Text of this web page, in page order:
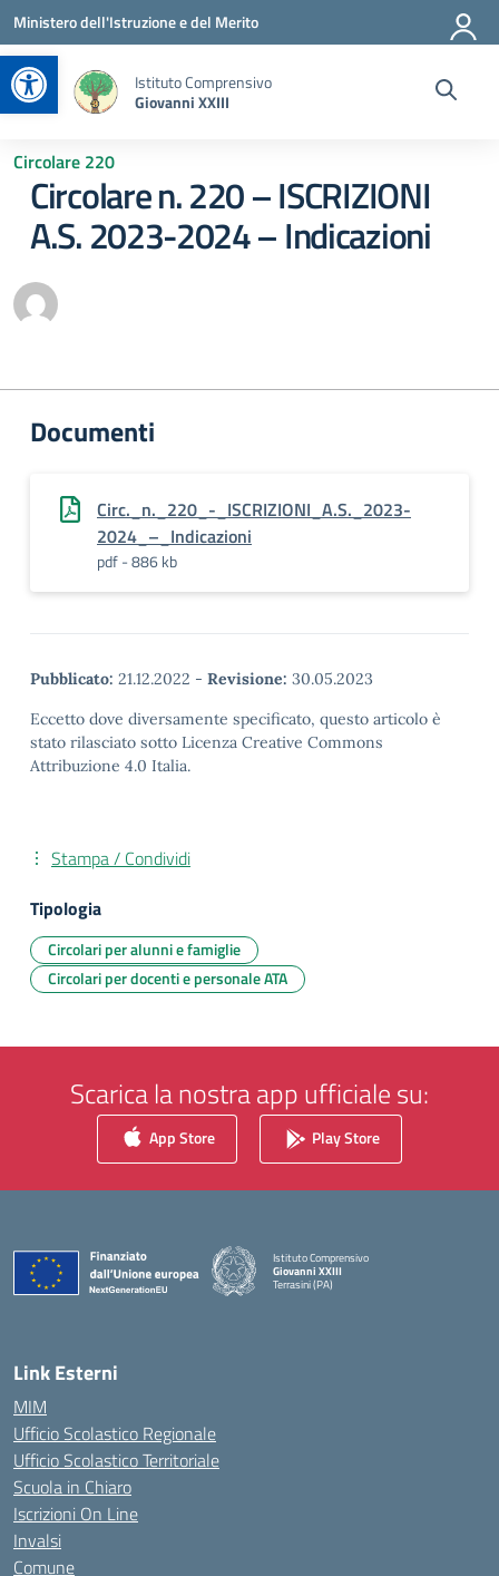
Apri la barra degli strumenti
Vai ai contenuti
Vai al menu di navigazione
Vai al footer
Ministero dell'Istruzione e del Merito
Istituto Comprensivo
Giovanni XXIII
Circolare 220
Circolare n. 220 – ISCRIZIONI
A.S. 2023-2024 – Indicazioni
Documenti
Circ._n._220_-_ISCRIZIONI_A.S._2023-
2024_–_Indicazioni
pdf - 886 kb
Pubblicato: 21.12.2022 - Revisione: 30.05.2023
Eccetto dove diversamente specificato, questo articolo è
stato rilasciato sotto Licenza Creative Commons
Attribuzione 4.0 Italia.
Stampa / Condividi
Tipologia
Circolari per alunni e famiglie
Circolari per docenti e personale ATA
Scarica la nostra app ufficiale su:
App Store Play Store
Istituto Comprensivo
Giovanni XXIII
Terrasini (PA)
Link Esterni
MIM
Ufficio Scolastico Regionale
Ufficio Scolastico Territoriale
Scuola in Chiaro
Iscrizioni On Line
Invalsi
Comune